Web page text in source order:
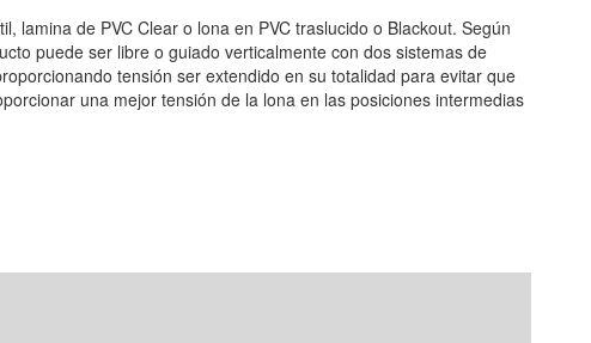
de PVC Clear o lona en PVC traslucido o Blackout. Según
puede ser libre o guiado verticalmente con dos sistemas de
tensión ser extendido en su totalidad para evitar que
una mejor tensión de la lona en las posiciones intermedias